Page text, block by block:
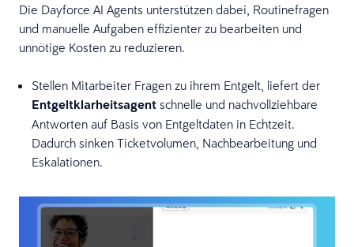
Die Dayforce AI Agents unterstützen dabei, Routinefragen
und manuelle Aufgaben effizienter zu bearbeiten und
unnötige Kosten zu reduzieren.
Stellen Mitarbeiter Fragen zu ihrem Entgelt, liefert der
Entgeltklarheitsagent schnelle und nachvollziehbare
Antworten auf Basis von Entgeltdaten in Echtzeit.
Dadurch sinken Ticketvolumen, Nachbearbeitung und
Eskalationen.